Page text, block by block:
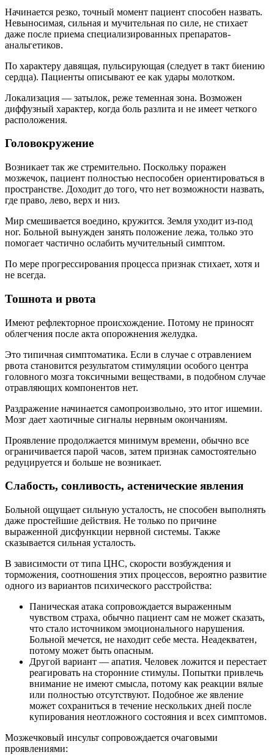
Начинается резко, точный момент пациент способен назвать.
Невыносимая, сильная и мучительная по силе, не стихает
даже после приема специализированных препаратов-
анальгетиков.
По характеру давящая, пульсирующая (следует в такт биению
сердца). Пациенты описывают ее как удары молотком.
Локализация — затылок, реже теменная зона. Возможен
диффузный характер, когда боль разлита и не имеет четкого
расположения.
Головокружение
Возникает так же стремительно. Поскольку поражен
мозжечок, пациент полностью неспособен ориентироваться в
пространстве. Доходит до того, что нет возможности назвать,
где право, лево, верх и низ.
Мир смешивается воедино, кружится. Земля уходит из-под
ног. Больной вынужден занять положение лежа, только это
помогает частично ослабить мучительный симптом.
По мере прогрессирования процесса признак стихает, хотя и
не всегда.
Тошнота и рвота
Имеют рефлекторное происхождение. Потому не приносят
облегчения после акта опорожнения желудка.
Это типичная симптоматика. Если в случае с отравлением
рвота становится результатом стимуляции особого центра
головного мозга токсичными веществами, в подобном случае
отравляющих компонентов нет.
Раздражение начинается самопроизвольно, это итог ишемии.
Мозг дает хаотичные сигналы нервным окончаниям.
Проявление продолжается минимум времени, обычно все
ограничивается парой часов, затем признак самостоятельно
редуцируется и больше не возникает.
Слабость, сонливость, астенические явления
Больной ощущает сильную усталость, не способен выполнять
даже простейшие действия. Не только по причине
выраженной дисфункции нервной системы. Также
сказывается сильная усталость.
В зависимости от типа ЦНС, скорости возбуждения и
торможения, соотношения этих процессов, вероятно развитие
одного из вариантов психического расстройства:
Паническая атака сопровождается выраженным
чувством страха, обычно пациент сам не может сказать,
что стало источником эмоционального нарушения.
Больной мечется, не находит себе места. Неадекватен,
потому может быть опасным.
Другой вариант — апатия. Человек ложится и перестает
реагировать на сторонние стимулы. Попытки привлечь
внимание не имеют смысла, потому как реакции вялые
или полностью отсутствуют. Подобное же явление
может сохраниться в течение нескольких дней после
купирования неотложного состояния и всех симптомов.
Мозжечковый инсульт сопровождается очаговыми
проявлениями: